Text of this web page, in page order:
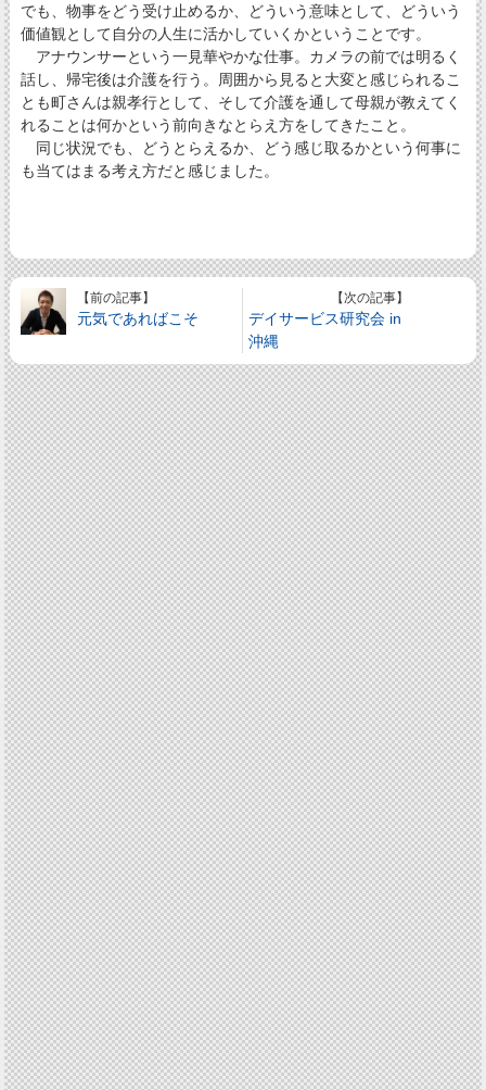
でも、物事をどう受け止めるか、どういう意味として、どういう
価値観として自分の人生に活かしていくかということです。
アナウンサーという一見華やかな仕事。カメラの前では明るく
話し、帰宅後は介護を行う。周囲から見ると大変と感じられるこ
とも町さんは親孝行として、そして介護を通して母親が教えてく
れることは何かという前向きなとらえ方をしてきたこと。
同じ状況でも、どうとらえるか、どう感じ取るかという何事に
も当てはまる考え方だと感じました。
【前の記事】
元気であればこそ
【次の記事】
デイサービス研究会 in
沖縄